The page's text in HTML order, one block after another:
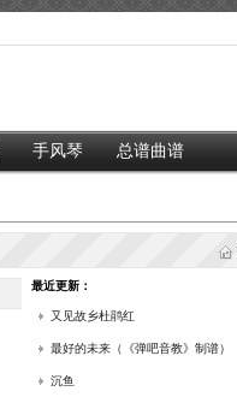
手风琴 总谱曲谱
最近更新：
又见故乡杜鹃红
最好的未来（《弹吧音教》制谱）
沉鱼